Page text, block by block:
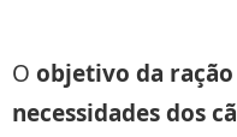
O objetivo da
necessidades dos